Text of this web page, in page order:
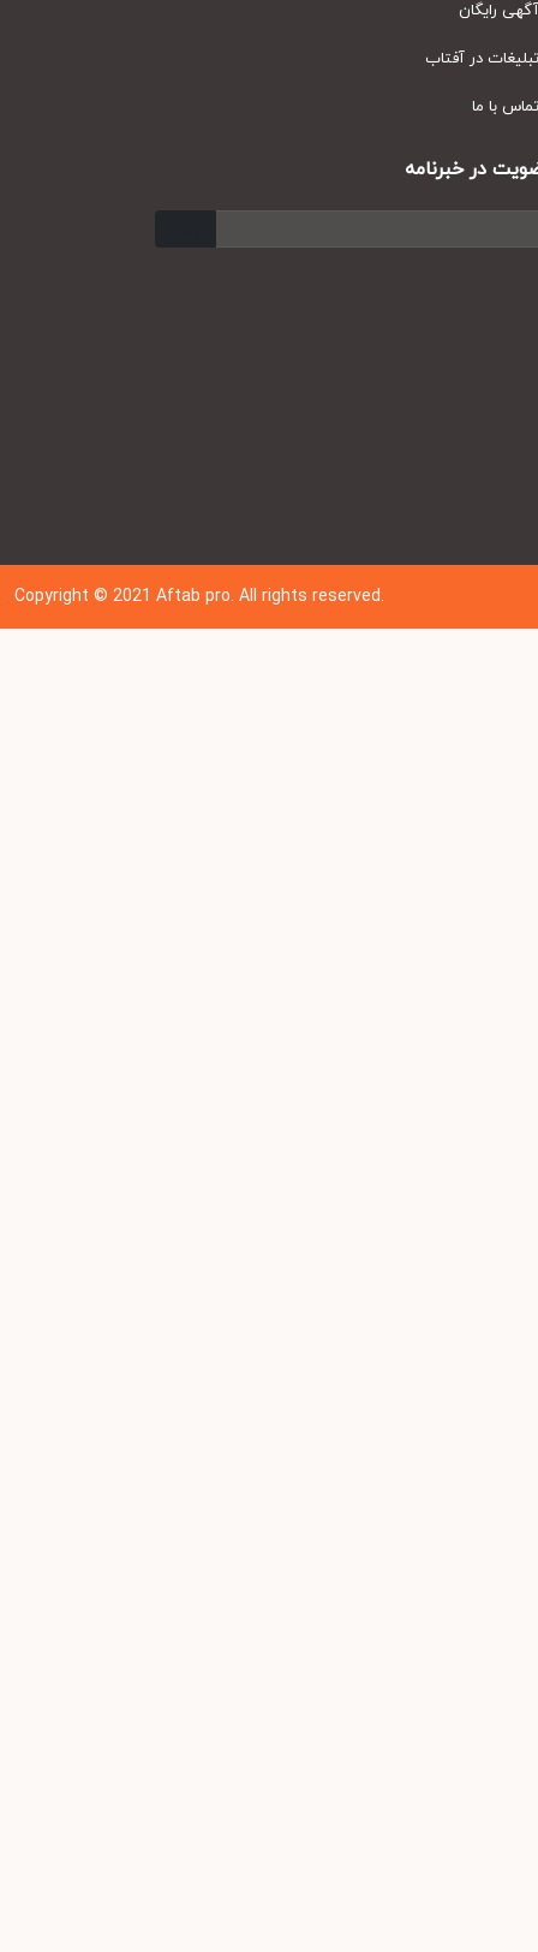
رایگان
در آفتاب
با ما
در خبرنامه
Copyright © 202 1Aftab pro. All rights reserved.